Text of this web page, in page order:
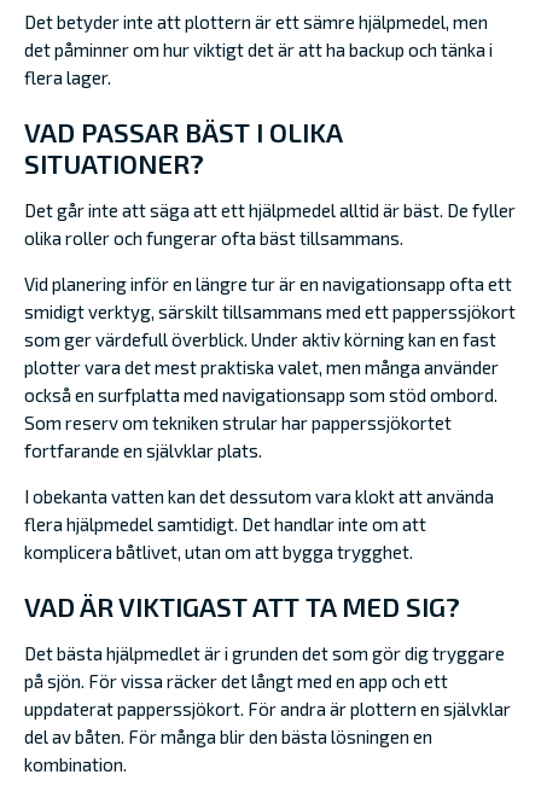
Det betyder inte att plottern är ett sämre hjälpmedel, men
det påminner om hur viktigt det är att ha backup och tänka i
flera lager.
VAD PASSAR BÄST I OLIKA
SITUATIONER?
Det går inte att säga att ett hjälpmedel alltid är bäst. De fyller
olika roller och fungerar ofta bäst tillsammans.
Vid planering inför en längre tur är en navigationsapp ofta ett
smidigt verktyg, särskilt tillsammans med ett papperssjökort
som ger värdefull överblick. Under aktiv körning kan en fast
plotter vara det mest praktiska valet, men många använder
också en surfplatta med navigationsapp som stöd ombord.
Som reserv om tekniken strular har papperssjökortet
fortfarande en självklar plats.
I obekanta vatten kan det dessutom vara klokt att använda
flera hjälpmedel samtidigt. Det handlar inte om att
komplicera båtlivet, utan om att bygga trygghet.
VAD ÄR VIKTIGAST ATT TA MED SIG?
Det bästa hjälpmedlet är i grunden det som gör dig tryggare
på sjön. För vissa räcker det långt med en app och ett
uppdaterat papperssjökort. För andra är plottern en självklar
del av båten. För många blir den bästa lösningen en
kombination.